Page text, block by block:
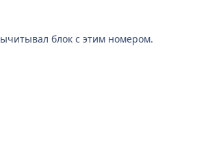
блок с этим номером.